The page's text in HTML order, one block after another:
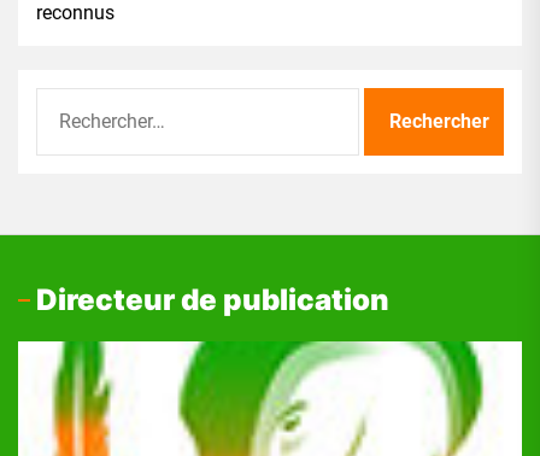
reconnus
Directeur de publication